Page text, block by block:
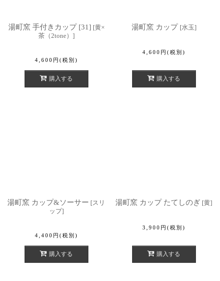
湯町窯 手付きカップ [31] [黄×
茶（2tone） ]
4,600 円 (税別)
購入する
湯町窯 カップ [水玉]
4,600 円 (税別)
購入する
湯町窯 カップ&ソーサー [スリ
ップ]
4,400 円 (税別)
購入する
湯町窯 カップ たてしのぎ [黄]
3,900 円 (税別)
購入する